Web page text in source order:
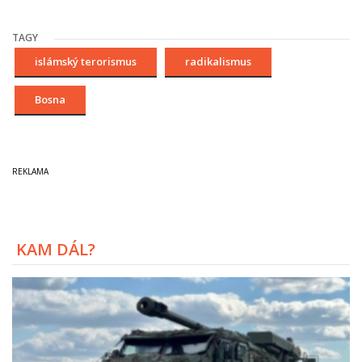
TAGY
islámský terorismus radikalismus
Bosna
KAM DÁL?